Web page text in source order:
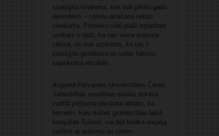
sarežģīta sindroma, kas tiek pētīts gadu
desmitiem – cēloņu atrašana nebūs
vienkārša. Pētnieku vidū plaši izplatītais
uzskats ir tāds, ka nav viena autisma
cēloņa, un tiek uzskatīts, ka tas ir
sarežģītu ģenētisko un vides faktoru
sajaukuma rezultāts.
Augustā Hārvardas Universitātes Čanas
Sabiedrības veselības skolas dekāna
vadītā pētījuma pārskatā atklāts, ka
bērniem, kuru mātes grūtniecības laikā
lietojušas Tylenol, var būt lielāka iespēja
saslimt ar autismu un citiem